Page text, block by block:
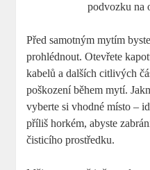
podvozku na
Před samotným mytím
prohlédnout. Otevřete
kabelů a dalších citlivých
poškození během mytí.
vyberte si vhodné místo –
příliš horkém, abyste
čisticího prostředku.